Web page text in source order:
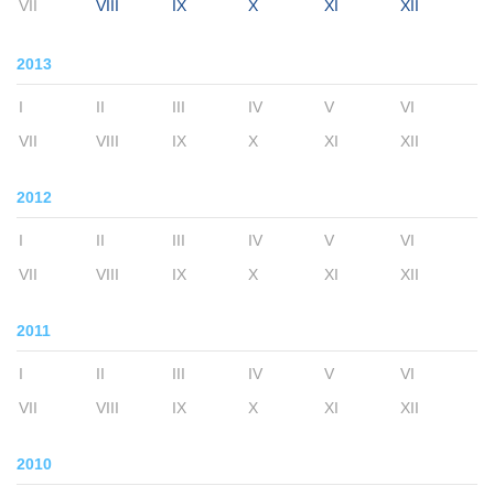
VII VIII IX X XI XII
2013
I II III IV V
VI
VII
VIII IX X XI XII
2012
I II III IV V
VI
VII
VIII IX X XI XII
2011
I II III IV V
VI
VII
VIII IX X XI XII
2010